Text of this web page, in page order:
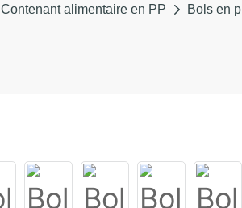
Contenant alimentaire en PP Bols en